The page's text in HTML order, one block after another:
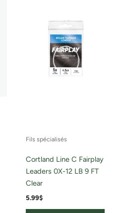
Fils spécialisés
Cortland Line C Fairplay
Leaders 0X-12 LB 9 FT
Clear
5.99$